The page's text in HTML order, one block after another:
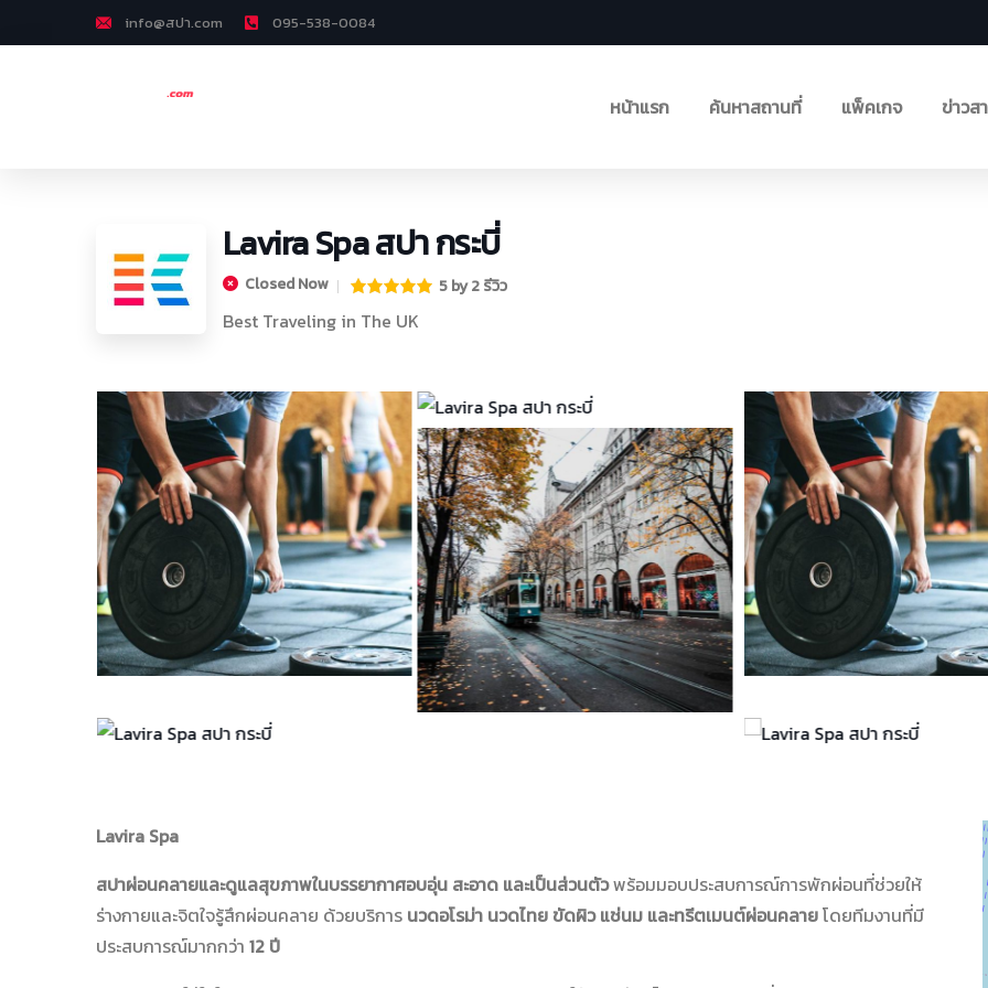
info@สปา.com 095-538-0084
หน้าแรก ค้นหาสถานที่ แพ็คเกจ ข่าวส
Lavira Spa สปา กระบี่
Closed Now 5 by 2 รีวิว
Best Traveling in The UK
Lavira Spa
สปาผ่อนคลายและดูแลสุขภาพในบรรยากาศอบอุ่น สะอาด และเป็นส่วนตัวพร้อมมอบประสบการณ์การพักผ่อนที่ช่วยให้
ร่างกายและจิตใจรู้สึกผ่อนคลาย ด้วยบริการ นวดอโรม่า นวดไทย ขัดผิว แช่นม และทรีตเมนต์ผ่อนคลายโดยทีมงานที่มี
ประสบการณ์มากกว่า 12 ปี